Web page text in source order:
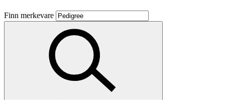
Butikker
Mat og drikke
Taket på Kvadrat
Aktiviteter
Finn merkevare